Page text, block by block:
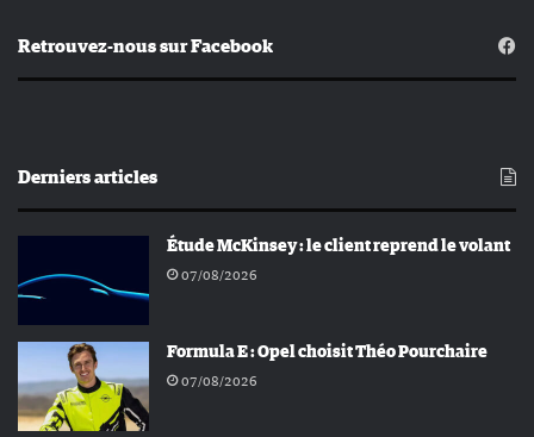
Retrouvez-nous sur Facebook
Derniers articles
Étude McKinsey : le client reprend le volant
07/08/2026
Formula E : Opel choisit Théo Pourchaire
07/08/2026